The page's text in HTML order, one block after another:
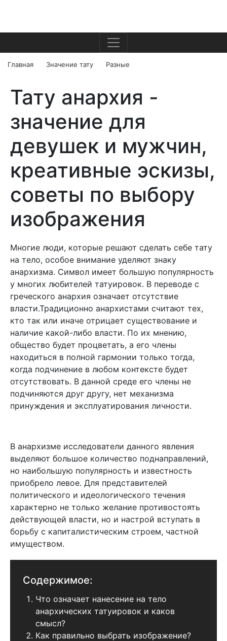
Главная Значение тату Разные
Тату анархия -
значение для
девушек и мужчин,
креативные эскизы,
советы по выбору
изображения
Многие люди, которые решают сделать себе тату
на тело, особое внимание уделяют знаку
анархизма. Символ имеет большую популярность
у многих любителей татуировок. В переводе с
греческого анархия означает отсутствие
власти.Традиционно анархистами считают тех,
кто так или иначе отрицает существование и
наличие какой-либо власти. По их мнению,
общество будет процветать, а его члены
находиться в полной гармонии только тогда,
когда подчинение в любом контексте будет
отсутствовать. В данной среде его члены не
подчиняются друг другу, нет механизма
принуждения и эксплуатирования личности.
В анархизме исследователи данного явления
выделяют большое количество поднаправлений,
но наибольшую популярность и известность
приобрело левое. Для представителей
политического и идеологического течения
характерно не только желание противостоять
действующей власти, но и настрой вступать в
борьбу с капиталистическим строем, частной
имуществом.
Содержимое:
Что означает нанесение на тело
анархических татуировок и каков
смысл?
Как правильно выбрать изображение?